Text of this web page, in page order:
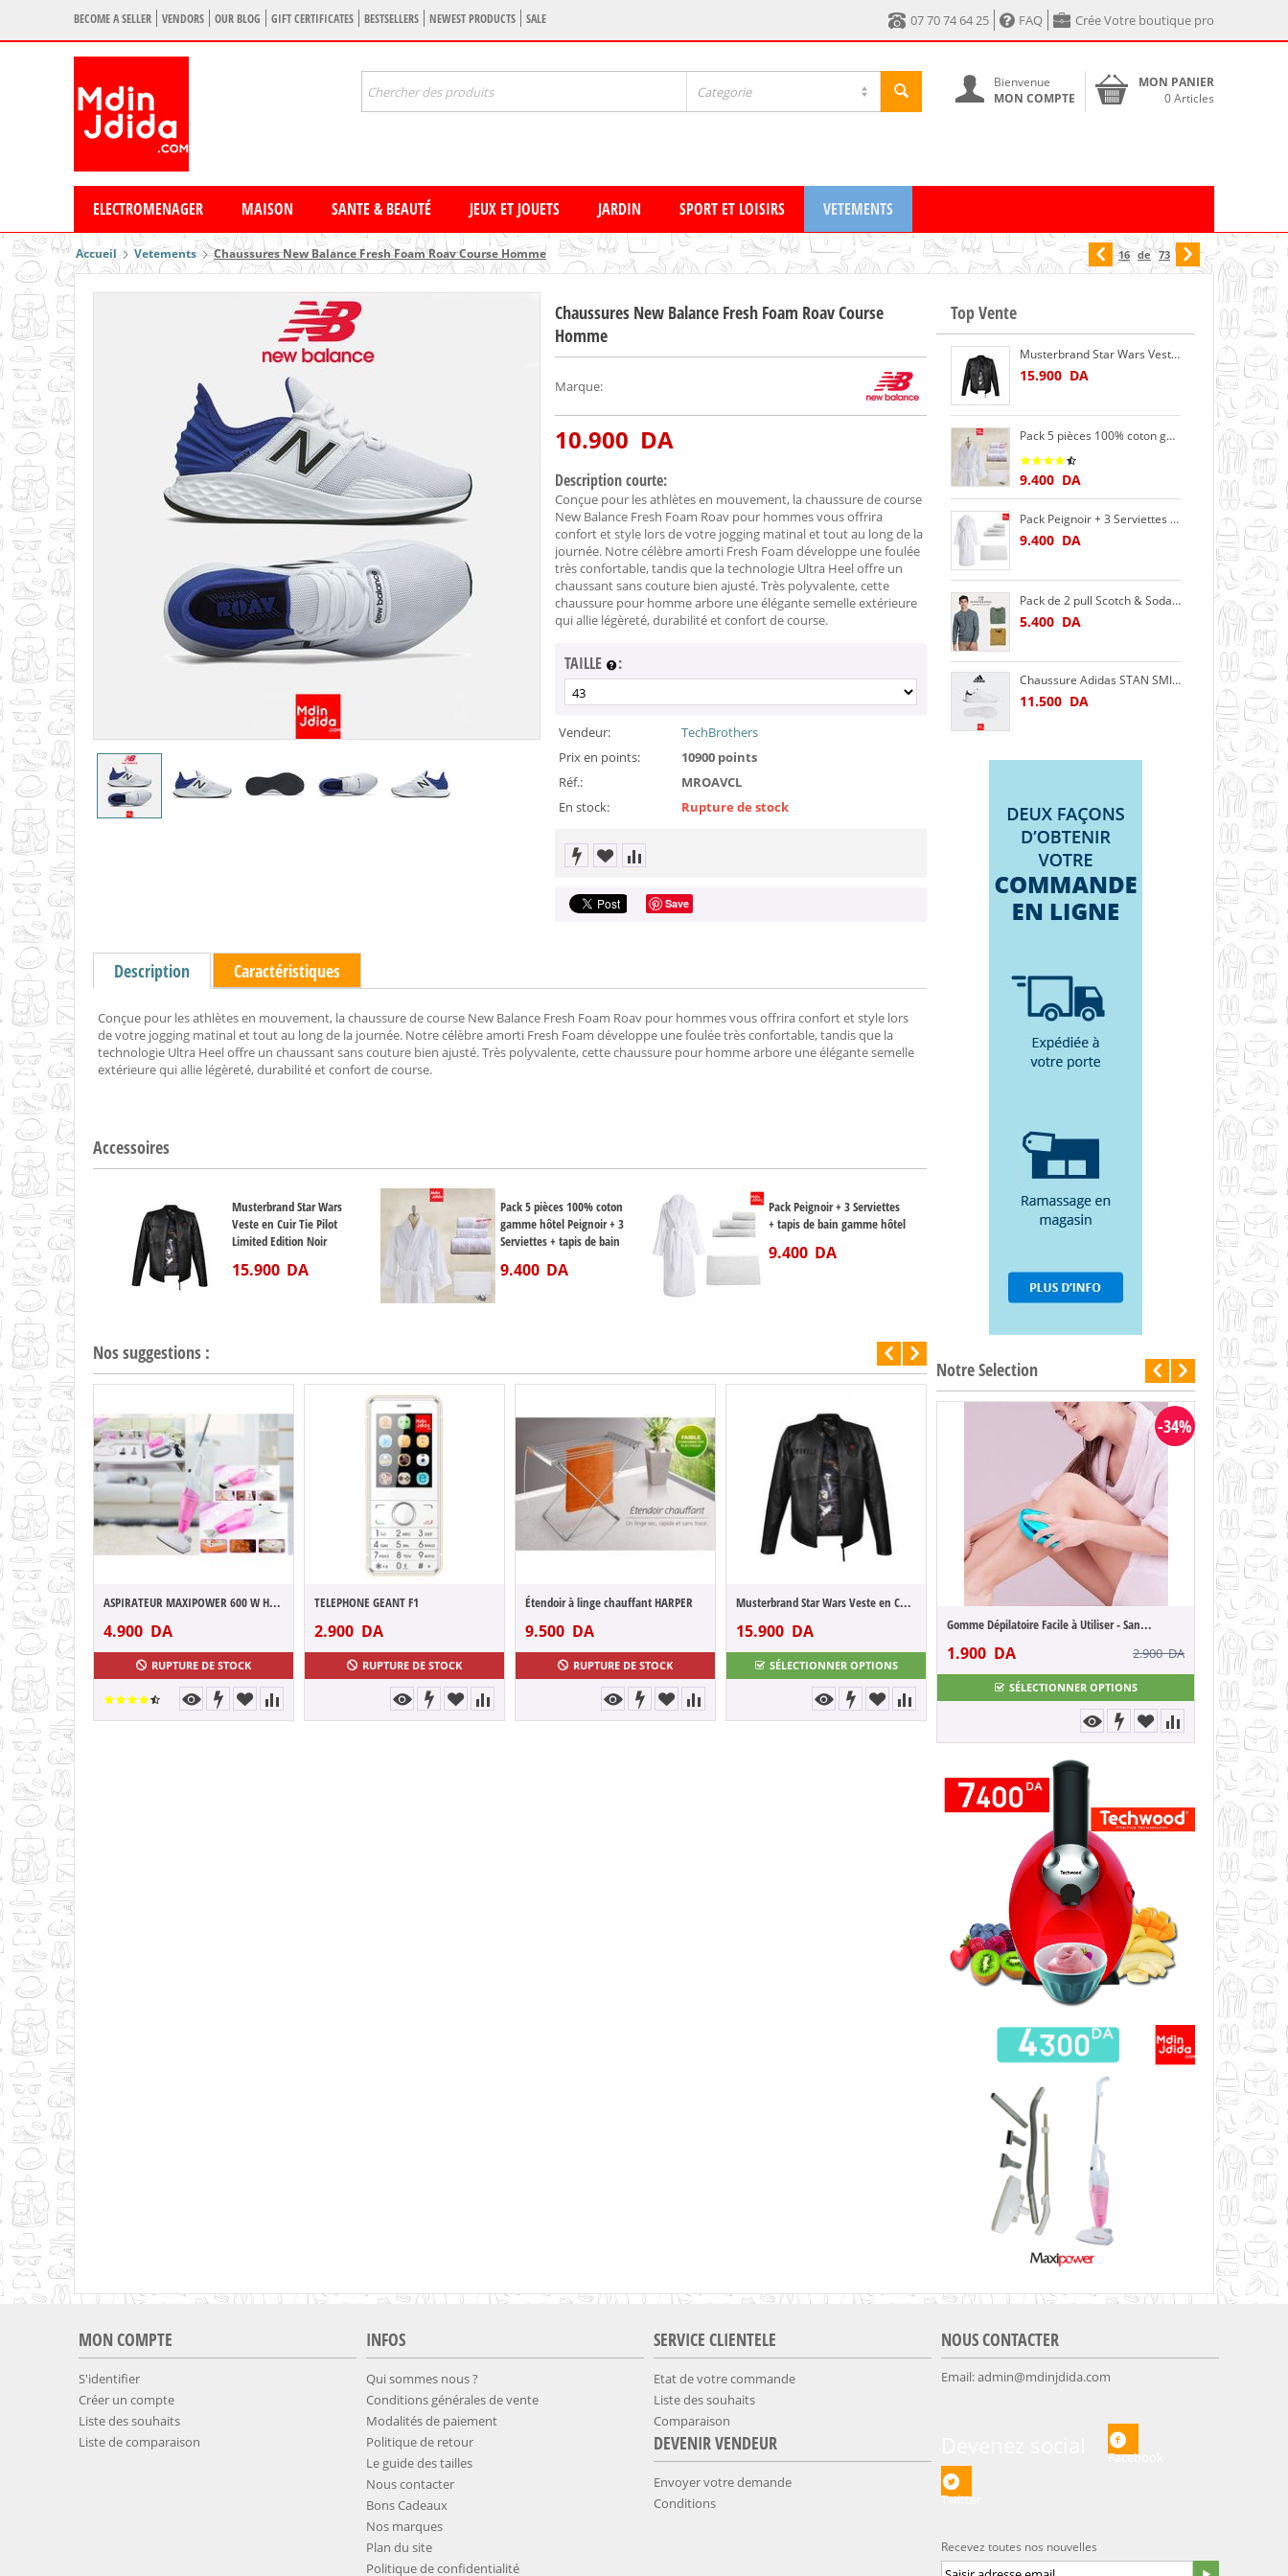
BECOME A SELLER VENDORS OUR BLOG GIFT CERTIFICATES BESTSELLERS NEWEST PRODUCTS SALE 07 70 74 64 25 FAQ Crée Votre boutique pro
Categorie
MON PANIER
0 Articles
Bienvenue
MON COMPTE
ELECTROMENAGER MAISON SANTE & BEAUTÉ JEUX ET JOUETS JARDIN SPORT ET LOISIRS VETEMENTS
Accueil Vetements Chaussures New Balance Fresh Foam Roav Course Homme 16 de 73
Chaussures New Balance Fresh Foam Roav Course
Homme
Marque:
10.900 DA
Description courte:
Conçue pour les athlètes en mouvement, la chaussure de course
New Balance Fresh Foam Roav pour hommes vous offrira
confort et style lors de votre jogging matinal et tout au long de la
journée. Notre célèbre amorti Fresh Foam développe une foulée
très confortable, tandis que la technologie Ultra Heel offre un
chaussant sans couture bien ajusté. Très polyvalente, cette
chaussure pour homme arbore une élégante semelle extérieure
qui allie légèreté, durabilité et confort de course.
TAILLE :
Vendeur:
TechBrothers
Prix en points:
10900 points
Réf.:
MROAVCL
En stock:
Rupture de stock
Save
Description Caractéristiques
Conçue pour les athlètes en mouvement, la chaussure de course New Balance Fresh Foam Roav pour hommes vous offrira confort et style lors
de votre jogging matinal et tout au long de la journée. Notre célèbre amorti Fresh Foam développe une foulée très confortable, tandis que la
technologie Ultra Heel offre un chaussant sans couture bien ajusté. Très polyvalente, cette chaussure pour homme arbore une élégante semelle
extérieure qui allie légèreté, durabilité et confort de course.
Accessoires
Musterbrand Star Wars
Veste en Cuir Tie Pilot
Limited Edition Noir
15.900 DA
Pack 5 pièces 100% coton
gamme hôtel Peignoir + 3
Serviettes + tapis de bain
9.400 DA
Pack Peignoir + 3 Serviettes
+ tapis de bain gamme hôtel
9.400 DA
Nos suggestions :
ASPIRATEUR MAXIPOWER 600 W HVC60-SL1600
4.900 DA
RUPTURE DE STOCK
TELEPHONE GEANT F1
2.900 DA
RUPTURE DE STOCK
Étendoir à linge chauffant HARPER
9.500 DA
RUPTURE DE STOCK
Musterbrand Star Wars Veste en Cuir Tie ...
15.900 DA
SÉLECTIONNER OPTIONS
Pack 5 pièces 100% coton gamme hôtel Peig...
SÉLECTIONNER OPTIONS
37.000 DA
RUPTURE DE
Top Vente
Musterbrand Star Wars Veste en Cuir Tie Pilot Limited Edition Noir
15.900 DA
Pack 5 pièces 100% coton gamme hôtel Peignoir + 3 Serviettes + tapis de bain
9.400 DA
Pack Peignoir + 3 Serviettes + tapis de bain gamme hôtel
9.400 DA
Pack de 2 pull Scotch & Soda col rond regular-fit en maille chinee - homme
5.400 DA
Chaussure Adidas STAN SMITH M20325 OrthoLite® cuire
11.500 DA
Notre Selection
Gomme Dépilatoire Facile à Utiliser - San...
1.900DA 2.900
SÉLECTIONNER OPTIONS
Pack 5 pièces 100% coton Gamme hôtel
DA
SÉLECTIONNER OPTIONS
MON COMPTE
S'identifier
Créer un compte
Liste des souhaits
Liste de comparaison
INFOS
Qui sommes nous ?
Conditions générales de vente
​Modalités de paiement
​Politique de retour
​​Le guide des tailles
Nous contacter
Bons Cadeaux
Nos marques
Plan du site
​Politique de confidentialité
SERVICE CLIENTELE
Etat de votre commande
Liste des souhaits
Comparaison
DEVENIR VENDEUR
Envoyer votre demande
Conditions
NOUS CONTACTER
Email:admin@mdinjdida.com
Facebook
Twitter
Recevez toutes nos nouvelles